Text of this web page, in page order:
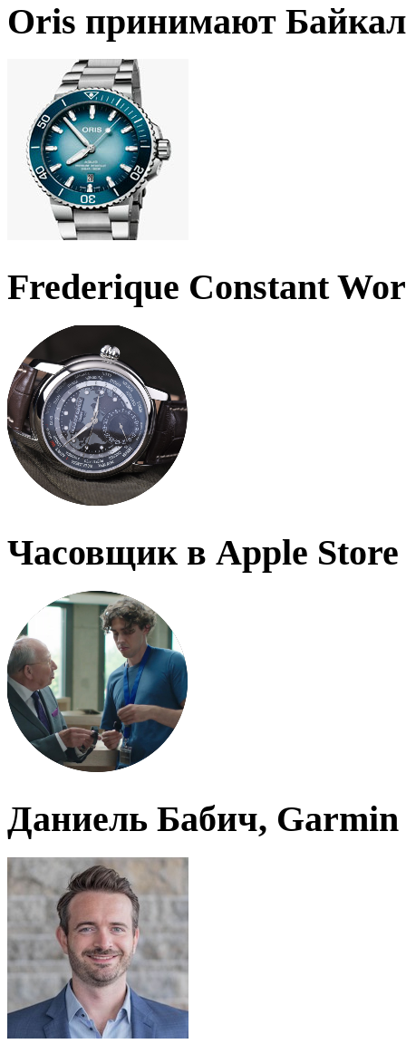
Oris принимают
Frederique Constant
Часовщик в Apple Store
Даниель Бабич, Garmin